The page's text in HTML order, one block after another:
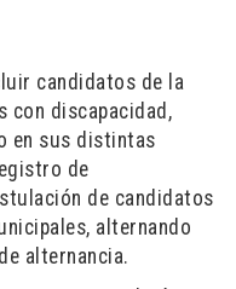
candidatos de la
con discapacidad,
en sus distintas
de
de candidatos
alternando
alternancia.